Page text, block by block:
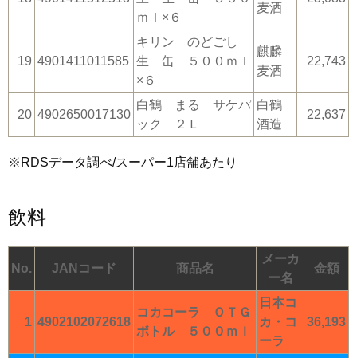
ｍｌ×６
麦酒
19 4901411011585
キリン のどごし
生 缶 ５００ｍｌ
×６
麒麟
麦酒
22,743
20 4902650017130
白鶴 まる サケパ
ック ２Ｌ
白鶴
酒造
22,637
※RDSデータ調べ/スーパー1店舗あたり
飲料
No. JANコード 商品名
メーカ
ー名
金額
1 4902102072618
コカコーラ ＯＴＧ
ボトル ５００ｍｌ
日本コ
カ・コ
ーラ
36,193